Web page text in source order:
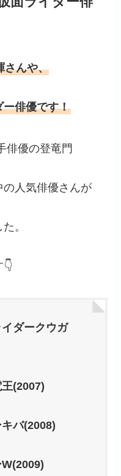
さんや、
ー俳優です！
俳優の登竜門
の人気俳優さんが
。
ダークウガ
(2007)
バ(2008)